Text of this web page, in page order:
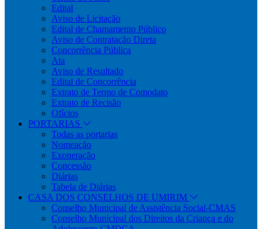
Edital
Aviso de Licitação
Edital de Chamamento Público
Aviso de Contratação Direta
Concorrência Pública
Ata
Aviso de Resultado
Edital de Concorrência
Extrato de Termo de Comodato
Extrato de Recisão
Ofícios
PORTARIAS
Todas as portarias
Nomeação
Exoneração
Concessão
Diárias
Tabela de Diárias
CASA DOS CONSELHOS DE UMIRIM
Conselho Municipal de Assistência Social-CMAS
Conselho Municipal dos Direitos da Criança e do